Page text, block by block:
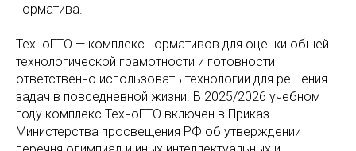
норматива.
ТехноГТО — комплекс нормативов для оценки общей
технологической грамотности и готовности
ответственно использовать технологии для решения
задач в повседневной жизни. В 2025/2026 учебном
году комплекс ТехноГТО включен в Приказ
Министерства просвещения РФ об утверждении